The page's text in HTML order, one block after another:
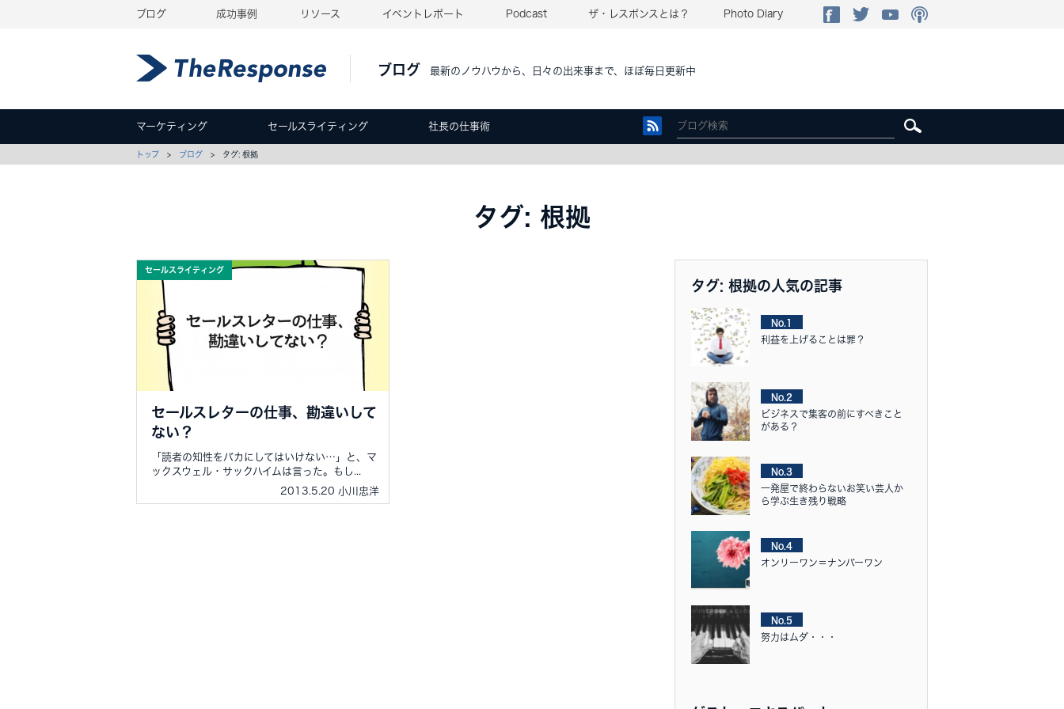
ブログ 成功事例 リソース イベントレポート Podcast ザ・レスポンスとは？ Photo Diary
ブログ 最新のノウハウから、日々の出来事まで、ほぼ毎日更新中
マーケティング セールスライティング 社長の仕事術
トップ > ブログ > タグ: 根拠
タグ: 根拠
セールスライティング
セールスレターの仕事、勘違いして
ない？
「読者の知性をバカにしてはいけない…」と、マ
ックスウェル・サックハイムは言った。もし...
2013.5.20 小川忠洋
タグ: 根拠の人気の記事
No.1
利益を上げることは罪？
No.2
ビジネスで集客の前にすべきこと
がある？
No.3
一発屋で終わらないお笑い芸人か
ら学ぶ生き残り戦略
No.4
オンリーワン＝ナンバーワン
No.5
努力はムダ・・・